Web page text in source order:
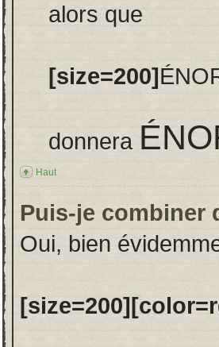
alors que
[size=200]
donnera
Haut
Puis-je combiner
Oui, bien